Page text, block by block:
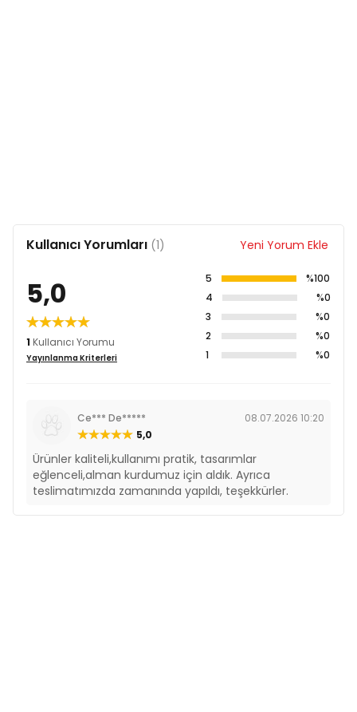
Kullanıcı Yorumları (1) Yeni Yorum Ekle
5,0
1 Kullanıcı Yorumu
Yayınlanma Kriterleri
5
%100
4
%0
3
%0
2
%0
1
%0
Ce*** De*****
08.07.2026 10:20
5,0
Ürünler kaliteli,kullanımı pratik, tasarımlar
eğlenceli,alman kurdumuz için aldık. Ayrıca
teslimatımızda zamanında yapıldı, teşekkürler.